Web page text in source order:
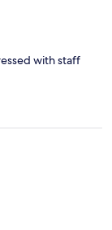
with staff